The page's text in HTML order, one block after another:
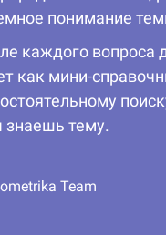
понимание
каждого вопроса
как мини-
знаешь тему.
Team